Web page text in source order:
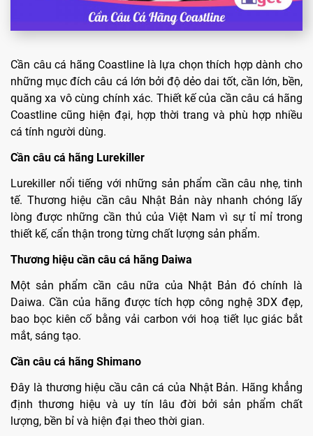
Cần câu cá hãng Coastline là lựa chọn thích hợp dành cho
những mục đích câu cá lớn bởi độ dẻo dai tốt, cần lớn, bền,
quăng xa vô cùng chính xác. Thiết kế của cần câu cá hãng
Coastline cũng hiện đại, hợp thời trang và phù hợp nhiều
cá tính người dùng.
Cần câu cá hãng Lurekiller
Lurekiller nổi tiếng với những sản phẩm cần câu nhẹ, tinh
tế. Thương hiệu cần câu Nhật Bản này nhanh chóng lấy
lòng được những cần thủ của Việt Nam vì sự tỉ mỉ trong
thiết kế, cẩn thận trong từng chất lượng sản phẩm.
Thương hiệu cần câu cá hãng Daiwa
Một sản phẩm cần câu nữa của Nhật Bản đó chính là
Daiwa. Cần của hãng được tích hợp công nghệ 3DX đẹp,
bao bọc kiên cố bằng vải carbon với hoạ tiết lục giác bắt
mắt, sáng tạo.
Cần câu cá hãng Shimano
Đây là thương hiệu cầu cân cá của Nhật Bản. Hãng khẳng
định thương hiệu và uy tín lâu đời bởi sản phẩm chất
lượng, bền bỉ và hiện đại theo thời gian.